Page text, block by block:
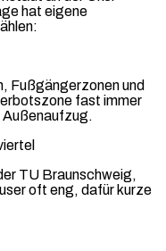
hat eigene
Fußgängerzonen und
fast immer
Außenaufzug.
TU Braunschweig,
oft eng, dafür kurze